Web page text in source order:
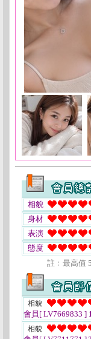
相貌
身材
表演
態度
註﹕最高值
相貌
會員[ LV7669833 ]
相貌